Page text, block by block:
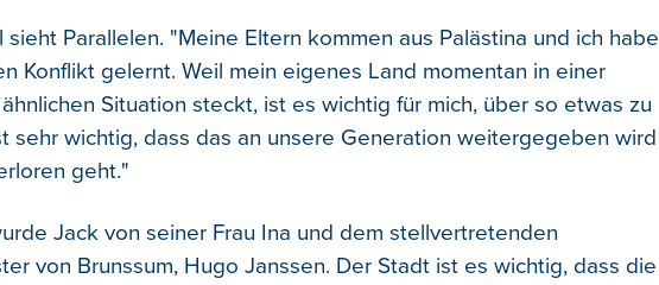
sieht Parallelen. "Meine Eltern kommen aus Palästina und ich habe
Konflikt gelernt. Weil mein eigenes Land momentan in einer
Situation steckt, ist es wichtig für mich, über so etwas zu
sehr wichtig, dass das an unsere Generation weitergegeben wird
geht."
Jack von seiner Frau Ina und dem stellvertretenden
von Brunssum, Hugo Janssen. Der Stadt ist es wichtig, dass die